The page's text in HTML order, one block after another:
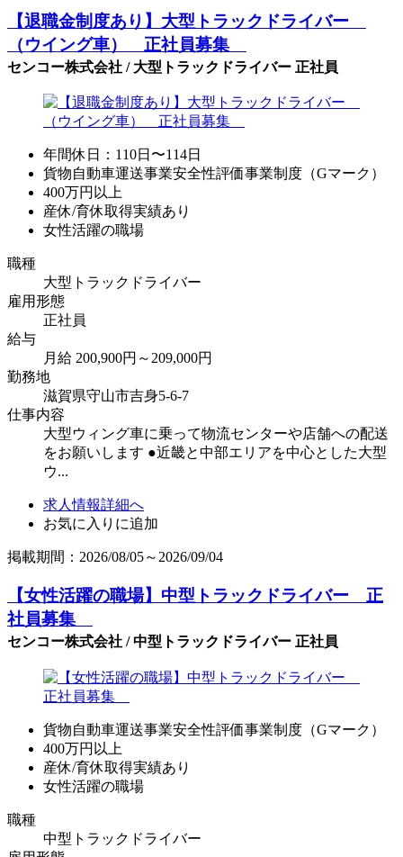
【退職金制度あり】大型トラックドライバー
（ウイング車） 正社員募集
センコー株式会社 / 大型トラックドライバー 正社員
年間休日：110日〜114日
貨物自動車運送事業安全性評価事業制度（Gマーク）
400万円以上
産休/育休取得実績あり
女性活躍の職場
職種
大型トラックドライバー
雇用形態
正社員
給与
月給 200,900円～209,000円
勤務地
滋賀県守山市吉身5-6-7
仕事内容
大型ウィング車に乗って物流センターや店舗への配送
をお願いします ●近畿と中部エリアを中心とした大型
ウ...
求人情報詳細へ
お気に入りに追加
掲載期間：2026/08/05～2026/09/04
【女性活躍の職場】中型トラックドライバー 正
社員募集
センコー株式会社 / 中型トラックドライバー 正社員
貨物自動車運送事業安全性評価事業制度（Gマーク）
400万円以上
産休/育休取得実績あり
女性活躍の職場
職種
中型トラックドライバー